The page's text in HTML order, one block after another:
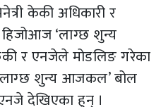
केकी अधिकारी र
‘लाग्छ शुन्य
र एनजेले मोडलिङ गरेका
शुन्य आजकल’ बोल
देखिएका हुन् ।